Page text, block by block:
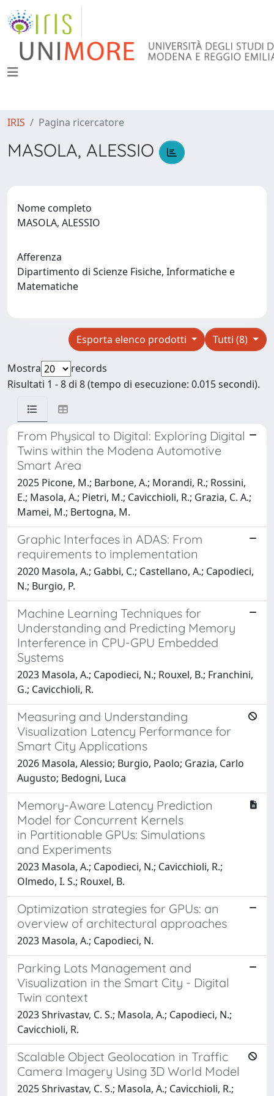
IRIS Pagina ricercatore
MASOLA, ALESSIO
Nome completo
MASOLA, ALESSIO
Afferenza
Dipartimento di Scienze Fisiche, Informatiche e
Matematiche
Tutti (8)
Esporta elenco prodotti
Mostra
records
Risultati 1 - 8 di 8 (tempo di esecuzione: 0.015 secondi).
From Physical to Digital: Exploring Digital
Twins within the Modena Automotive
Smart Area
2025 Picone, M.; Barbone, A.; Morandi, R.; Rossini,
E.; Masola, A.; Pietri, M.; Cavicchioli, R.; Grazia, C. A.;
Mamei, M.; Bertogna, M.
Graphic Interfaces in ADAS: From
requirements to implementation
2020 Masola, A.; Gabbi, C.; Castellano, A.; Capodieci,
N.; Burgio, P.
Machine Learning Techniques for
Understanding and Predicting Memory
Interference in CPU-GPU Embedded
Systems
2023 Masola, A.; Capodieci, N.; Rouxel, B.; Franchini,
G.; Cavicchioli, R.
Measuring and Understanding
Visualization Latency Performance for
Smart City Applications
2026 Masola, Alessio; Burgio, Paolo; Grazia, Carlo
Augusto; Bedogni, Luca
Memory-Aware Latency Prediction
Model for Concurrent Kernels
in Partitionable GPUs: Simulations
and Experiments
2023 Masola, A.; Capodieci, N.; Cavicchioli, R.;
Olmedo, I. S.; Rouxel, B.
Optimization strategies for GPUs: an
overview of architectural approaches
2023 Masola, A.; Capodieci, N.
Parking Lots Management and
Visualization in the Smart City - Digital
Twin context
2023 Shrivastav, C. S.; Masola, A.; Capodieci, N.;
Cavicchioli, R.
Scalable Object Geolocation in Traffic
Camera Imagery Using 3D World Model
2025 Shrivastav, C. S.; Masola, A.; Cavicchioli, R.;